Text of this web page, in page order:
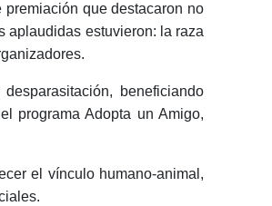
que destacaron no
aplaudidas estuvieron: la raza
beneficiando
programa Adopta un Amigo,
el vínculo humano-animal,